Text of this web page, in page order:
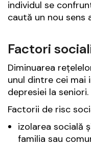
individul se
caută un nou sens
Factori
Diminuarea
unul dintre cei
depresiei la seniori.
Factorii de risc
izolarea socială
familia sau